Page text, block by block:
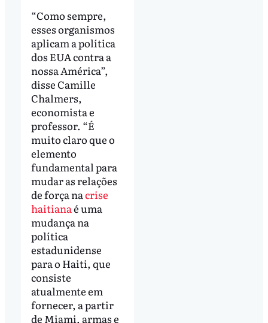
“Como sempre,
esses organismos
aplicam a política
dos EUA contra a
nossa América”,
disse Camille
Chalmers,
economista e
professor. “É
muito claro que o
elemento
fundamental para
mudar as relações
de força nacrise
haitianaé uma
mudança na
política
estadunidense
para o Haiti, que
consiste
atualmente em
fornecer, a partir
de Miami, armas e